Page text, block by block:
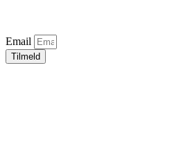
Email
Tilmeld